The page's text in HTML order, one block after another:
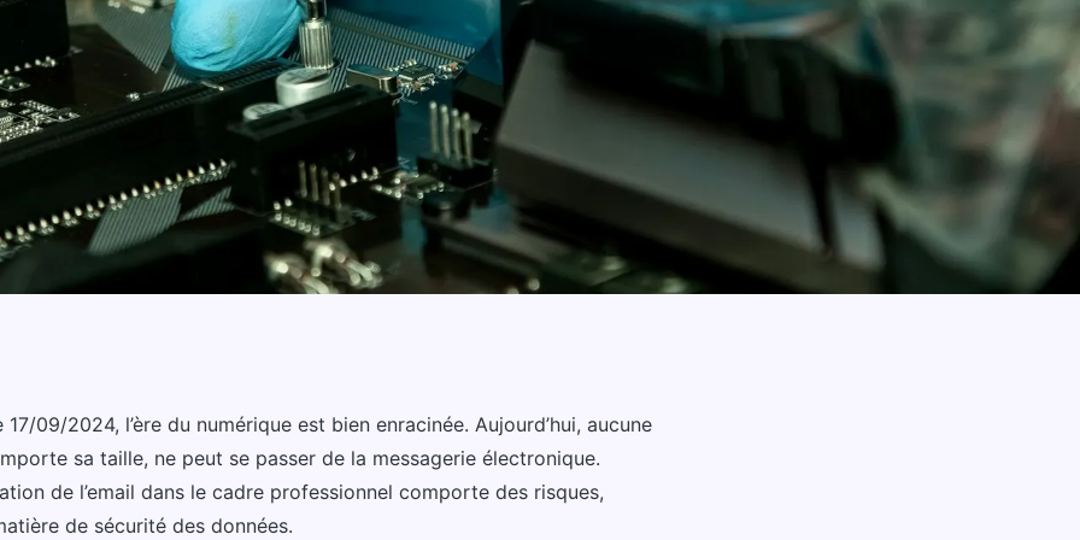
serveur mail
entreprise?
17/09/2024, l’ère du numérique est bien enracinée. Aujourd’hui, aucune
sa taille, ne peut se passer de la messagerie électronique.
de l’email dans le cadre professionnel comporte des risques,
de sécurité des données.